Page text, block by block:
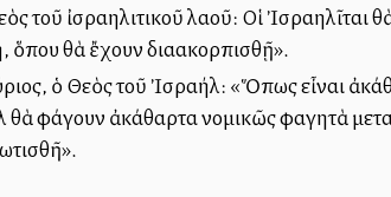
τοῦ ἰσραηλιτικοῦ λαοῦ: Οἱ
ὅπου θὰ ἔχουν διαακορπισθῇ».
ὁ Θεὸς τοῦ Ἰσραήλ: «Ὅπως εἶναι
θὰ φάγουν ἀκάθαρτα νομικῶς φαγητὰ